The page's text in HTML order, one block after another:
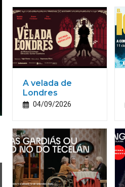
A velada de
Londres
04/09/2026